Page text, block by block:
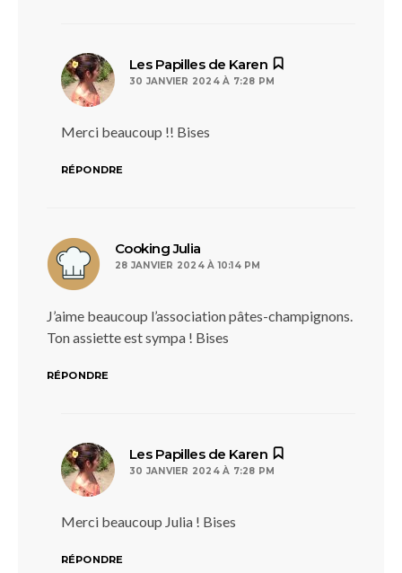
Les Papilles de Karen
30 JANVIER 2024 À 7:28 PM
Merci beaucoup !! Bises
RÉPONDRE
Cooking Julia
28 JANVIER 2024 À 10:14 PM
J’aime beaucoup l’association pâtes-champignons.
Ton assiette est sympa ! Bises
RÉPONDRE
Les Papilles de Karen
30 JANVIER 2024 À 7:28 PM
Merci beaucoup Julia ! Bises
RÉPONDRE